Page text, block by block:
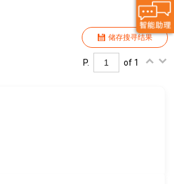
储存搜寻结果
P. of 1